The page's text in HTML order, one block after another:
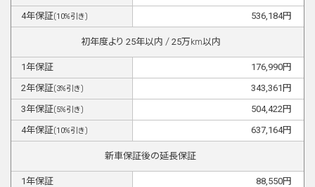
4年保証(10%引き) 536,184円
初年度より 25年以内 / 25万km以内
1年保証 176,990円
2年保証(3%引き) 343,361円
3年保証(5%引き) 504,422円
4年保証(10%引き) 637,164円
新車保証後の延長保証
1年保証 88,550円